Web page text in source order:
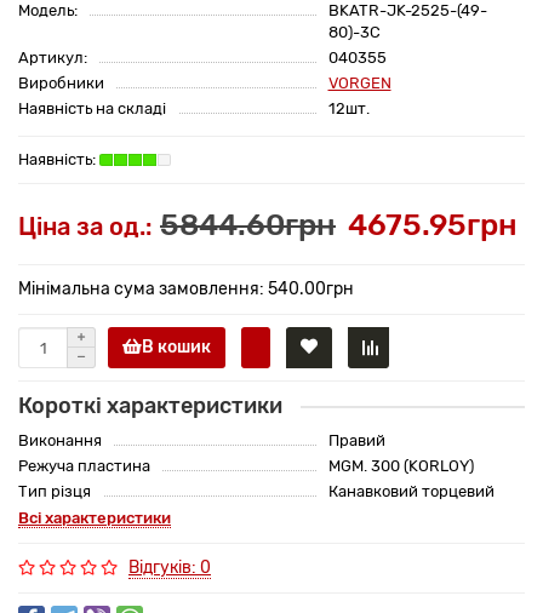
Модель:
BKATR-JK-2525-(49-
80)-3C
Артикул:
040355
Виробники
VORGEN
Наявність на складі
12шт.
Ціна за од.: 5844.60грн 4675.95грн
Мінімальна сума замовлення: 540.00грн
В кошик
Короткі характеристики
Виконання
Правий
Режуча пластина
MGM. 300 (KORLOY)
Тип різця
Канавковий торцевий
Всі характеристики
Відгуків: 0